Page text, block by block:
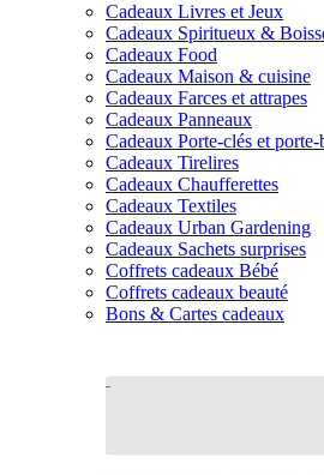
Cadeaux Livres et Jeux
Cadeaux Spiritueux &
Cadeaux Food
Cadeaux Maison & cuisine
Cadeaux Farces et attrapes
Cadeaux Panneaux
Cadeaux Porte-clés et
Cadeaux Tirelires
Cadeaux Chaufferettes
Cadeaux Textiles
Cadeaux Urban Gardening
Cadeaux Sachets surprises
Coffrets cadeaux Bébé
Coffrets cadeaux beauté
Bons & Cartes cadeaux